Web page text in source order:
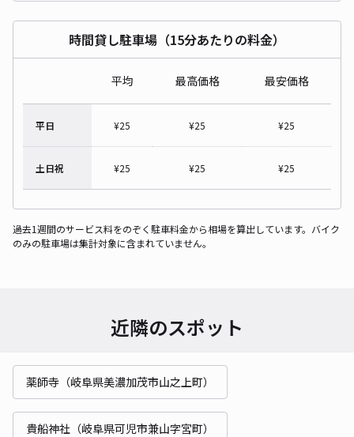
時間貸し駐車場（15分あたりの料金）
平均 最高価格 最安価格
平日 ¥25 ¥25 ¥25
土日祝 ¥25 ¥25 ¥25
過去1週間のサービス料をのぞく駐車料金から相場を算出しています。バイク
のみの駐車場は集計対象に含まれていません。
近隣のスポット
薬師寺（岐阜県美濃加茂市山之上町）
貴船神社（岐阜県可児市兼山字宮町）